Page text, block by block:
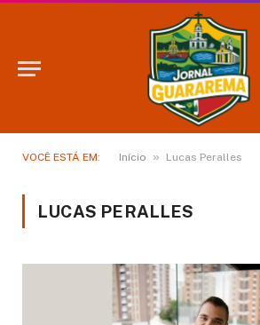
VOCÊ ESTÁ EM: Início » Lucas Peralles
LUCAS PERALLES